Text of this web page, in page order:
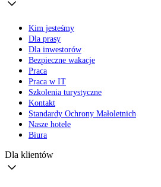
Kim jesteśmy
Dla prasy
Dla inwestorów
Bezpieczne wakacje
Praca
Praca w IT
Szkolenia turystyczne
Kontakt
Standardy Ochrony Małoletnich
Nasze hotele
Biura
Dla klientów